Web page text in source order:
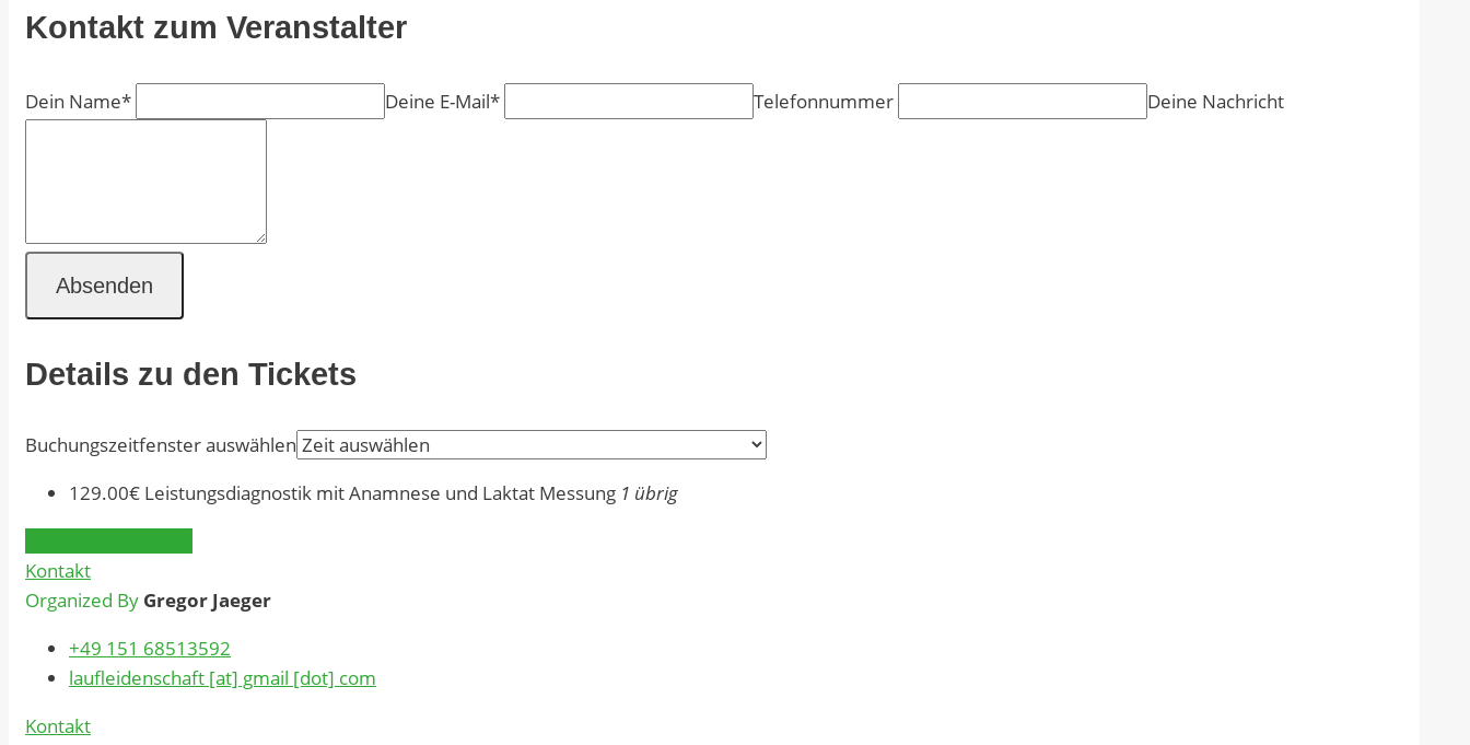
Kontakt zum Veranstalter
Dein Name* Deine E-Mail* Telefonnummer Deine Nachricht
Details zu den Tickets
Buchungszeitfenster auswählen
129.00€ Leistungsdiagnostik mit Anamnese und Laktat Messung 1 übrig
Kontakt
Organized By Gregor Jaeger
+49 151 68513592
laufleidenschaft [at] gmail [dot] com
Kontakt